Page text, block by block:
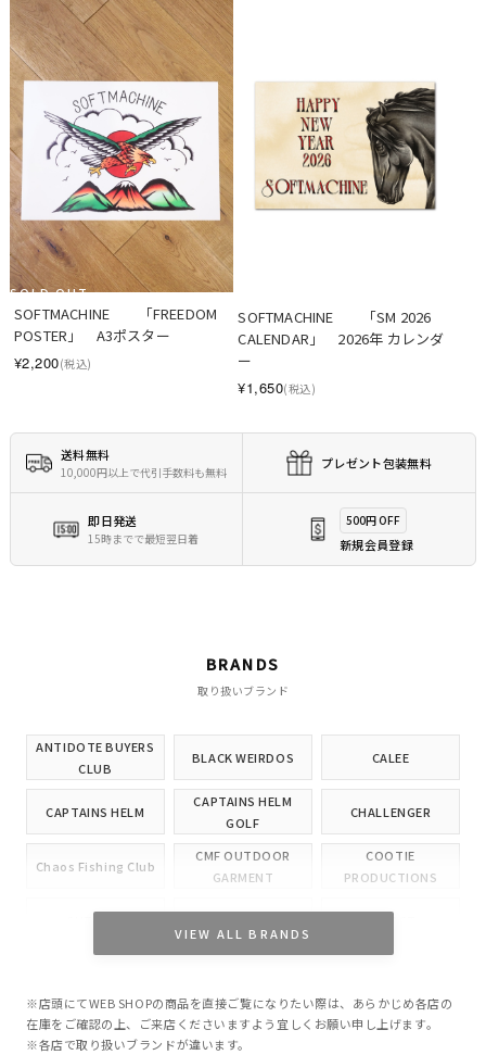
SOLD OUT
SOFTMACHINE　　「FREEDOM
POSTER」　A3ポスター
¥2,200(税込)
SOFTMACHINE　　「SM 2026
CALENDAR」　2026年 カレンダ
ー
¥1,650(税込)
送料無料
10,000円以上で代引手数料も無料
プレゼント包装無料
即日発送
15時までで最短翌日着
500円 OFF
新規会員登録
BRANDS
取り扱いブランド
ANTIDOTE BUYERS
CLUB
BLACK WEIRDOS CALEE
CAPTAINS HELM
CAPTAINS HELM
GOLF
CHALLENGER
Chaos Fishing Club
CMF OUTDOOR
GARMENT
COOTIE
PRODUCTIONS
INCOMPLETE
TOKYO
Little Yarmouth
M&M CUSTOM
VIEW ALL BRANDS
※店頭にてWEB SHOPの商品を直接ご覧になりたい際は、あらかじめ各店の
在庫をご確認の上、ご来店くださいますよう宜しくお願い申し上げます。
※各店で取り扱いブランドが違います。